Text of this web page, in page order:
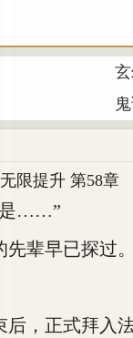
限提升 第58章
是……”
辈早已探过。
，正式拜入法